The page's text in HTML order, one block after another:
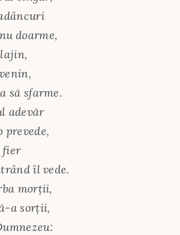
doarme,
să sfarme.
adevăr
prevede,
fier
îl vede.
morții,
a sorții,